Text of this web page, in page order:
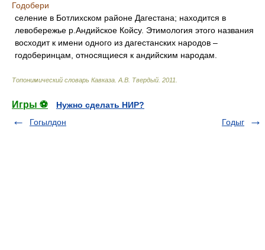
Годобери
селение в Ботлихском районе Дагестана; находится в
левобережье р.Андийское Койсу. Этимология этого названия
восходит к имени одного из дагестанских народов –
годоберинцам, относящиеся к андийским народам.
Топонимический словарь Кавказа А.В. Твердый 2011
Игры ⚽
Нужно сделать НИР?
Гогылдон
Годыг